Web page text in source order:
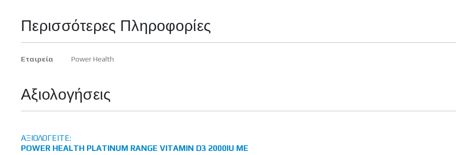
Περισσότερες Πληροφορίες
Περισσότερες
Εταιρεία Power Health
Αξιολογήσεις
ΑΞΙΟΛΟΓΕΊΤΕ:
POWER HEALTH PLATINUM RANGE VITAMIN D3 2000IU ΜΕ